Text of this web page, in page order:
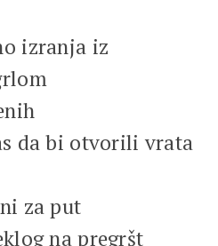
izranja iz
da bi otvorili vrata
za put
na pregršt